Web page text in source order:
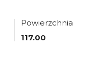
Powierzchnia
117.00